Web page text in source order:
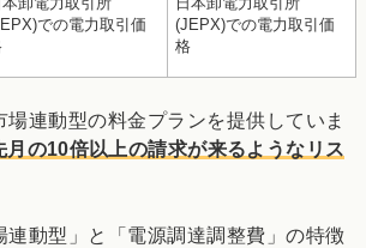
での電力取引価
(JEPX)での電力取引価
格
場連動型の料金プランを提供していま
月の10倍以上の請求が来るようなリス
連動型」と「電源調達調整費」の特徴